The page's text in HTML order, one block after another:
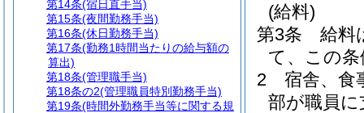
(給料)
第3条
給料
て、この
2
宿舎、食
部が職員
第14条(宿日直手当)
第15条(夜間勤務手当)
第16条(休日勤務手当)
第17条(勤務1時間当たりの給与額の
算出)
第18条(管理職手当)
第18条の2(管理職員特別勤務手当)
第19条(時間外勤務手当等に関する規